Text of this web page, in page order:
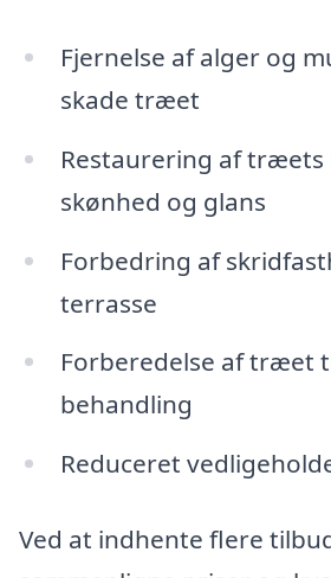
Fjernelse af alger og
skade træet
Restaurering af
skønhed og glans
Forbedring af
terrasse
Forberedelse af træet
behandling
Reduceret
Ved at indhente flere